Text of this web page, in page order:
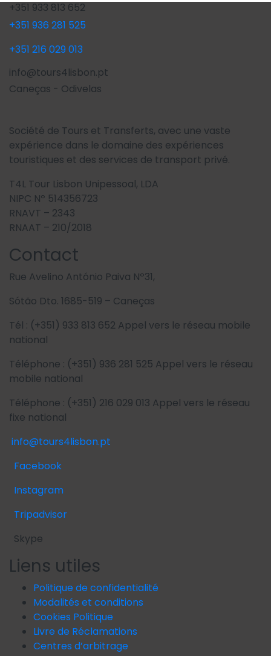
+351 933 813 652
+351 936 281 525
+351 216 029 013
info@tours4lisbon.pt
Caneças - Odivelas
Société de Tours et Transferts, avec une vaste
expérience dans le domaine des expériences
touristiques et des services de transport privé.
T4L Tour Lisbon Unipessoal, LDA
NIPC Nº 514356723
RNAVT – 2343
RNAAT – 210/2018
Contact
Rue Avelino António Paiva Nº31,
Sótão Dto. 1685-519 – Caneças
Tél : (+351) 933 813 652 Appel vers le réseau mobile
national
Téléphone : (+351) 936 281 525 Appel vers le réseau
mobile national
Téléphone : (+351) 216 029 013 Appel vers le réseau
fixe national
info@tours4lisbon.pt
Facebook
Instagram
Tripadvisor
Skype
Liens utiles
Politique de confidentialité
Modalités et conditions
Cookies Politique
Livre de Réclamations
Centres d’arbitrage